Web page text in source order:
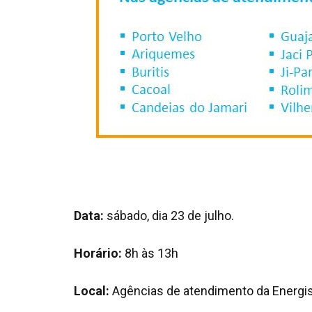
Data: sábado, dia 23 de julho.
Horário: 8h às 13h
Local: Agências de atendimento da